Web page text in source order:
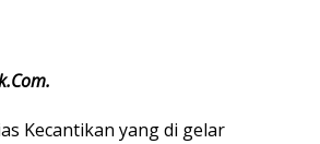
Kecantikan yang di gelar